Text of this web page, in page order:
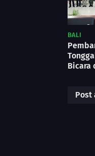
BALI
Bicara
Post